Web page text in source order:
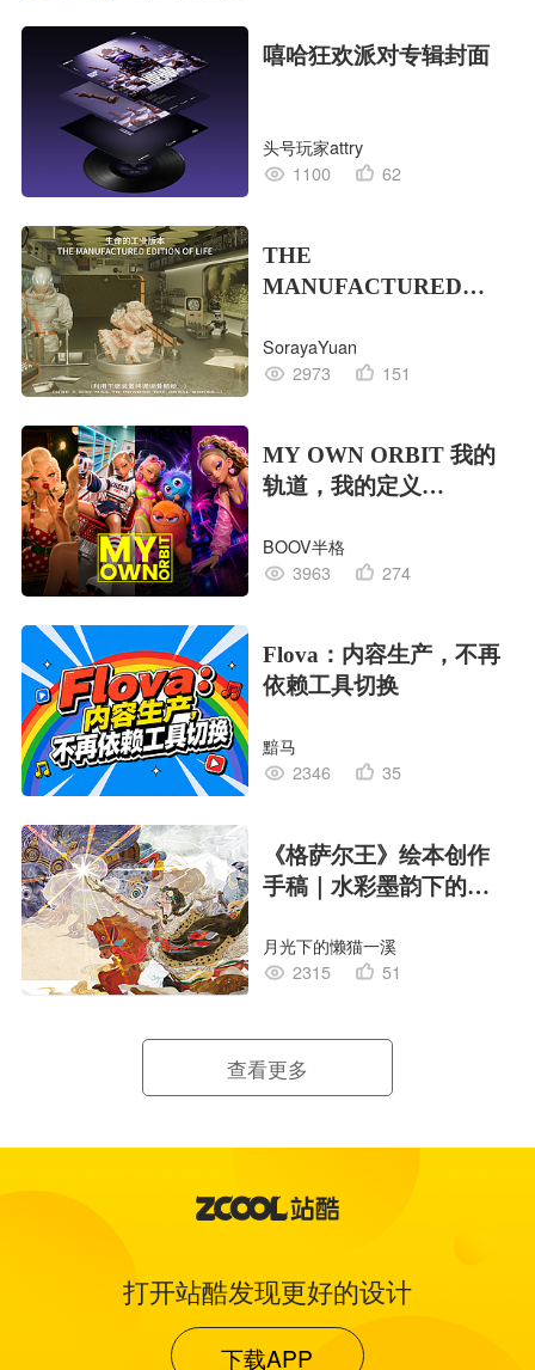
嘻哈狂欢派对专辑封面
头号玩家attry
1100
62
THE
MANUFACTURED
的工业版本
SorayaYuan
2973
151
MY OWN ORBIT 我的
轨道，我的定义
对
BOOV半格
3963
274
Flova：内容生产，不再
依赖工具切换
黯马
2346
35
《格萨尔王》绘本创作
手稿｜水彩墨韵下的史
月光下的懒猫一溪
2315
51
查看更多
打开站酷发现更好的设计
下载APP